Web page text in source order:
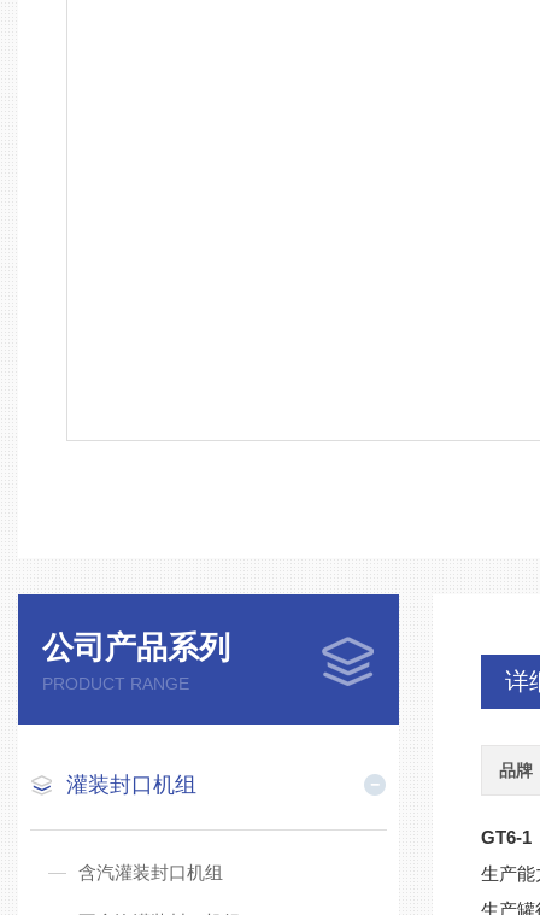
公司产品系列
PRODUCT RANGE
灌装封口机组
含汽灌装封口机组
详
品牌
GT6-1
生产能
生产